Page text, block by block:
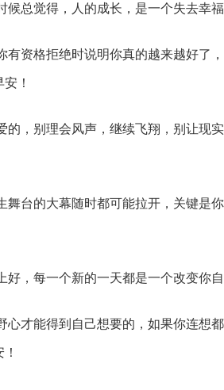
候总觉得，人的成长，是一个失去幸
有资格拒绝时说明你真的越来越好了
！
的，别理会风声，继续飞翔，别让现
舞台的大幕随时都可能拉开，关键是
好，每一个新的一天都是一个改变你
心才能得到自己想要的，如果你连想